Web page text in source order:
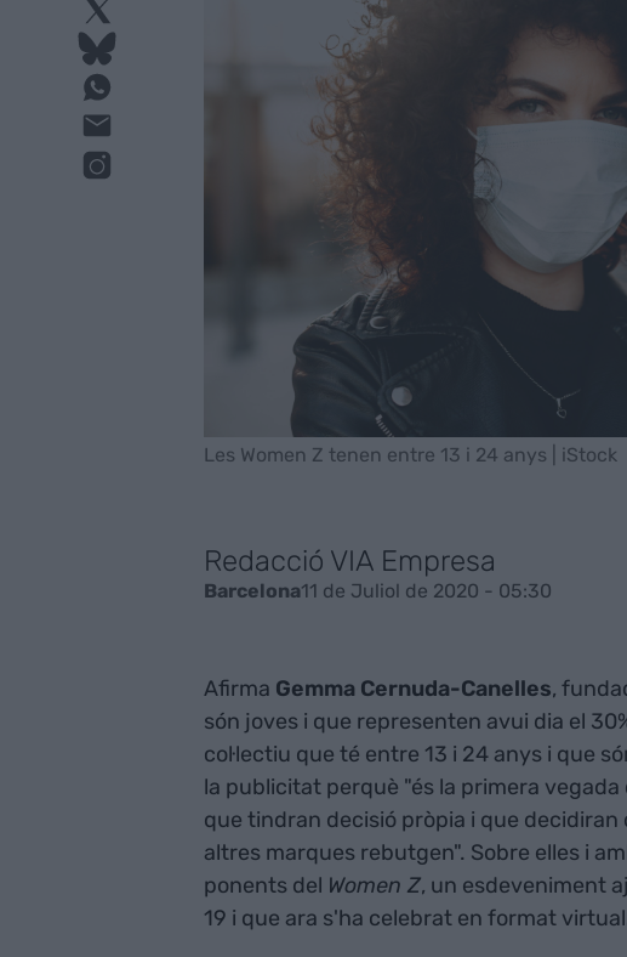
Les Women Z tenen entre 13 i 24 anys | iStock
Redacció VIA Empresa
Barcelona11 de Juliol de 2020 - 05:30
Afirma Gemma Cernuda-Canelles,
són joves i que representen avui dia el
col·lectiu que té entre 13 i 24 anys i que
la publicitat perquè "és la primera
que tindran decisió pròpia i que
altres marques rebutgen". Sobre elles i
ponents del Women Z, un esdeveniment
19 i que ara s'ha celebrat en format